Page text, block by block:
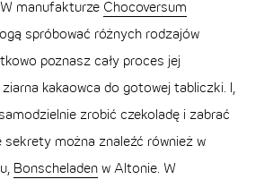
manufakturze Chocoversum
spróbować różnych rodzajów
poznasz cały proces jej
kakaowca do gotowej tabliczki. I,
zrobić czekoladę i zabrać
sekrety można znaleźć również w
Bonscheladen w Altonie. W